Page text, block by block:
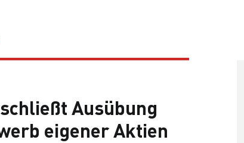
Ausübung
eigener Aktien